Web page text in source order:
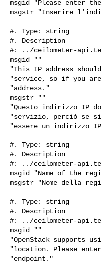
msgid "Please enter
msgstr "Inserire
#. Type: string
#. Description
#: ../ceilometer-
msgid ""
"This IP address
"service, so if you
"address."
msgstr ""
"Questo indirizzo IP
"servizio, perciò se si
"essere un indirizzo
#. Type: string
#. Description
#: ../ceilometer-
msgid "Name of the
msgstr "Nome della
#. Type: string
#. Description
#: ../ceilometer-
msgid ""
"OpenStack supports
"location. Please
"endpoint."